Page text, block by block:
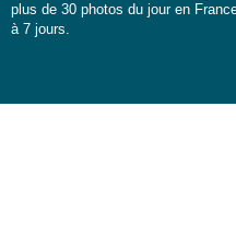
plus de 30 photos du jour en
à 7 jours.